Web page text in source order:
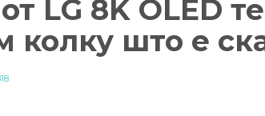
LG 8K OLED
колку што е